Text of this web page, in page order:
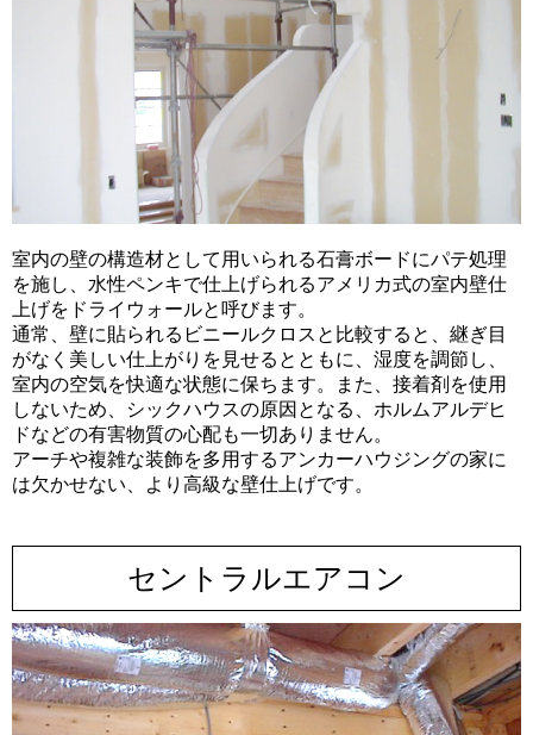
室内の壁の構造材として用いられる石膏ボードにパテ処理
を施し、水性ペンキで仕上げられるアメリカ式の室内壁仕
上げをドライウォールと呼びます。
通常、壁に貼られるビニールクロスと比較すると、継ぎ目
がなく美しい仕上がりを見せるとともに、湿度を調節し、
室内の空気を快適な状態に保ちます。また、接着剤を使用
しないため、シックハウスの原因となる、ホルムアルデヒ
ドなどの有害物質の心配も一切ありません。
アーチや複雑な装飾を多用するアンカーハウジングの家に
は欠かせない、より高級な壁仕上げです。
セントラルエアコン